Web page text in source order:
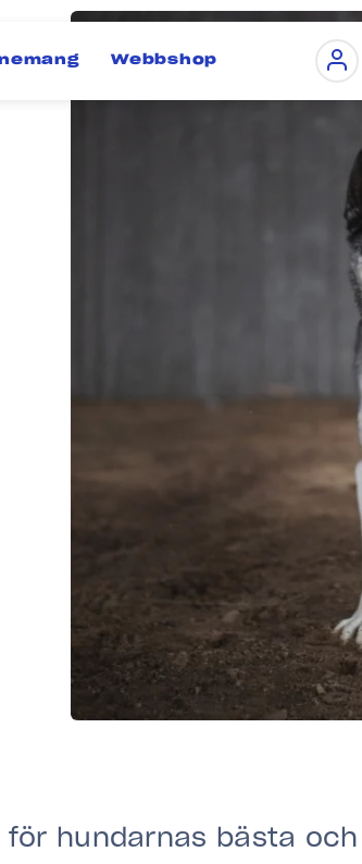
Webbshop Sign in
för hundarnas bästa